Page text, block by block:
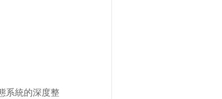
系統的深度整